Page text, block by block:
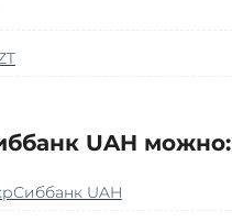
UAH можно:
UAH